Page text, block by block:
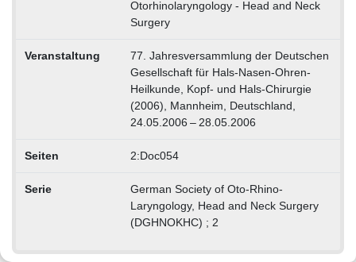
Otorhinolaryngology - Head and Neck
Surgery
Veranstaltung
77. Jahresversammlung der Deutschen
Gesellschaft für Hals-Nasen-Ohren-
Heilkunde, Kopf- und Hals-Chirurgie
(2006), Mannheim, Deutschland,
24.05.2006 – 28.05.2006
Seiten 2:Doc054
Serie
German Society of Oto-Rhino-
Laryngology, Head and Neck Surgery
(DGHNOKHC) ; 2